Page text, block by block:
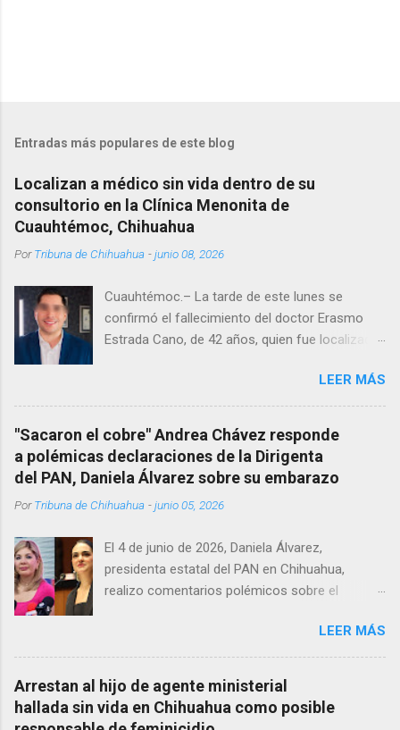
Entradas más populares de este blog
Localizan a médico sin vida dentro de su
consultorio en la Clínica Menonita de
Cuauhtémoc, Chihuahua
PorTribuna de Chihuahua -junio 08, 2026
Cuauhtémoc.– La tarde de este lunes se
confirmó el fallecimiento del doctor Erasmo
Estrada Cano, de 42 años, quien fue localizado
Menonita, ubicada en el kilómetro 10 del
Corredor Comercial. Según reportes el médico
se habría quitado la vida mientras permanecía
encerrado en el consultorio, por lo que
autoridades tuvieron que derribar la puerta,
Estrada, quien se desempeñó como presidente
un médico reconocido en la región.
LEER MÁS
"Sacaron el cobre" Andrea Chávez responde
a polémicas declaraciones de la Dirigenta
del PAN, Daniela Álvarez sobre su embarazo
PorTribuna de Chihuahua -junio 05, 2026
El 4 de junio de 2026, Daniela Álvarez,
presidenta estatal del PAN en Chihuahua,
realizo comentarios polémicos sobre el
Chávez. “acuérdense que su bebé está por
nacer”, expresó al ser cuestionada sobre si la
retaría a tomarse una foto en un restaurante
de Texas como una prueba de que si cuenta
con VISA Álvarez añadió: “Yo no sé dónde irá a
LEER MÁS
Arrestan al hijo de agente ministerial
hallada sin vida en Chihuahua como posible